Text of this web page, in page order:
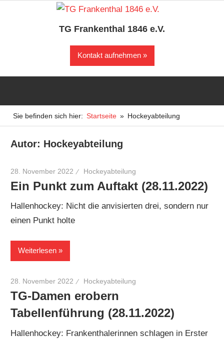
TG Frankenthal 1846 e.V.
Kontakt aufnehmen
Sie befinden sich hier: Startseite Hockeyabteilung
Autor: Hockeyabteilung
28. November 2022 Hockeyabteilung
Ein Punkt zum Auftakt (28.11.2022)
Hallenhockey: Nicht die anvisierten drei, sondern nur
einen Punkt holte
Weiterlesen
28. November 2022 Hockeyabteilung
TG-Damen erobern
Tabellenführung (28.11.2022)
Hallenhockey: Frankenthalerinnen schlagen in Erster